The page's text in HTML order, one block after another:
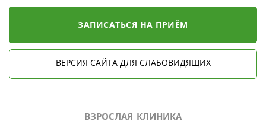
ЗАПИСАТЬСЯ НА ПРИЁМ
ВЕРСИЯ САЙТА ДЛЯ СЛАБОВИДЯЩИХ
ВЗРОСЛАЯ КЛИНИКА